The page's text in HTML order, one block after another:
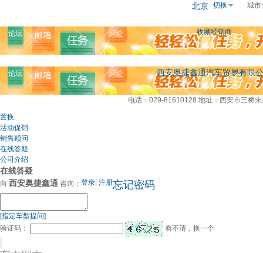
北京 切换 城市
收藏经销商
西安奥捷鑫通汽车贸易有限
电话：029-81610128 地址：西安市三桥
置换
活动促销
销售顾问
在线答疑
公司介绍
在线答疑
向 西安奥捷鑫通 咨询： 登录 注册忘记密码
[指定车型提问]
验证码：
看不清，换一个